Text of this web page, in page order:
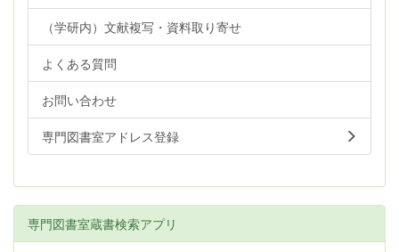
（学研内）文献複写・資料取り寄せ
よくある質問
お問い合わせ
専門図書室アドレス登録
専門図書室蔵書検索アプリ